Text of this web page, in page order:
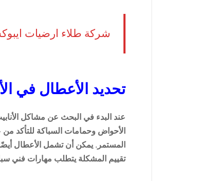
شركة طلاء ارضيات
تحديد الأعطال في
عند البدء في البحث عن مشاكل
الأحواض وحمامات السباكة للتأكد
المستمر. يمكن أن تشمل الأعطال
تقييم المشكلة يتطلب مهارات فني